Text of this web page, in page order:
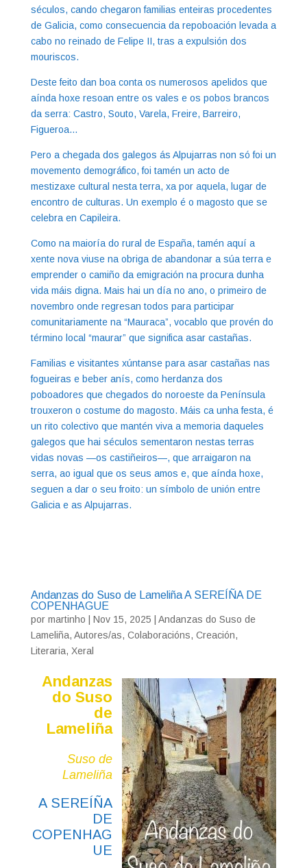
séculos, cando chegaron familias enteiras procedentes
de Galicia, como consecuencia da repoboación levada a
cabo no reinado de Felipe II, tras a expulsión dos
mouriscos.
Deste feito dan boa conta os numerosos apelidos que
aínda hoxe resoan entre os vales e os pobos brancos
da serra: Castro, Souto, Varela, Freire, Barreiro,
Figueroa…
Pero a chegada dos galegos ás Alpujarras non só foi un
movemento demográfico, foi tamén un acto de
mestizaxe cultural nesta terra, xa por aquela, lugar de
encontro de culturas. Un exemplo é o magosto que se
celebra en Capileira.
Como na maioría do rural de España, tamén aquí a
xente nova viuse na obriga de abandonar a súa terra e
emprender o camiño da emigración na procura dunha
vida máis digna. Mais hai un día no ano, o primeiro de
novembro onde regresan todos para participar
comunitariamente na “Mauraca”, vocablo que provén do
término local “maurar” que significa asar castañas.
Familias e visitantes xúntanse para asar castañas nas
fogueiras e beber anís, como herdanza dos
poboadores que chegados do noroeste da Península
trouxeron o costume do magosto. Máis ca unha festa, é
un rito colectivo que mantén viva a memoria daqueles
galegos que hai séculos sementaron nestas terras
vidas novas —os castiñeiros—, que arraigaron na
serra, ao igual que os seus amos e, que aínda hoxe,
seguen a dar o seu froito: un símbolo de unión entre
Galicia e as Alpujarras.
Andanzas do Suso de Lameliña A SEREÍÑA DE
COPENHAGUE
por martinho Nov 15, 2025
Andanzas do Suso de
Lameliña, Autores/as, Colaboracións, Creación,
Literaria, Xeral
Andanzas
do Suso
de
Lameliña
Suso de
Lameliña
A SEREÍÑA
DE
COPENHAG
UE